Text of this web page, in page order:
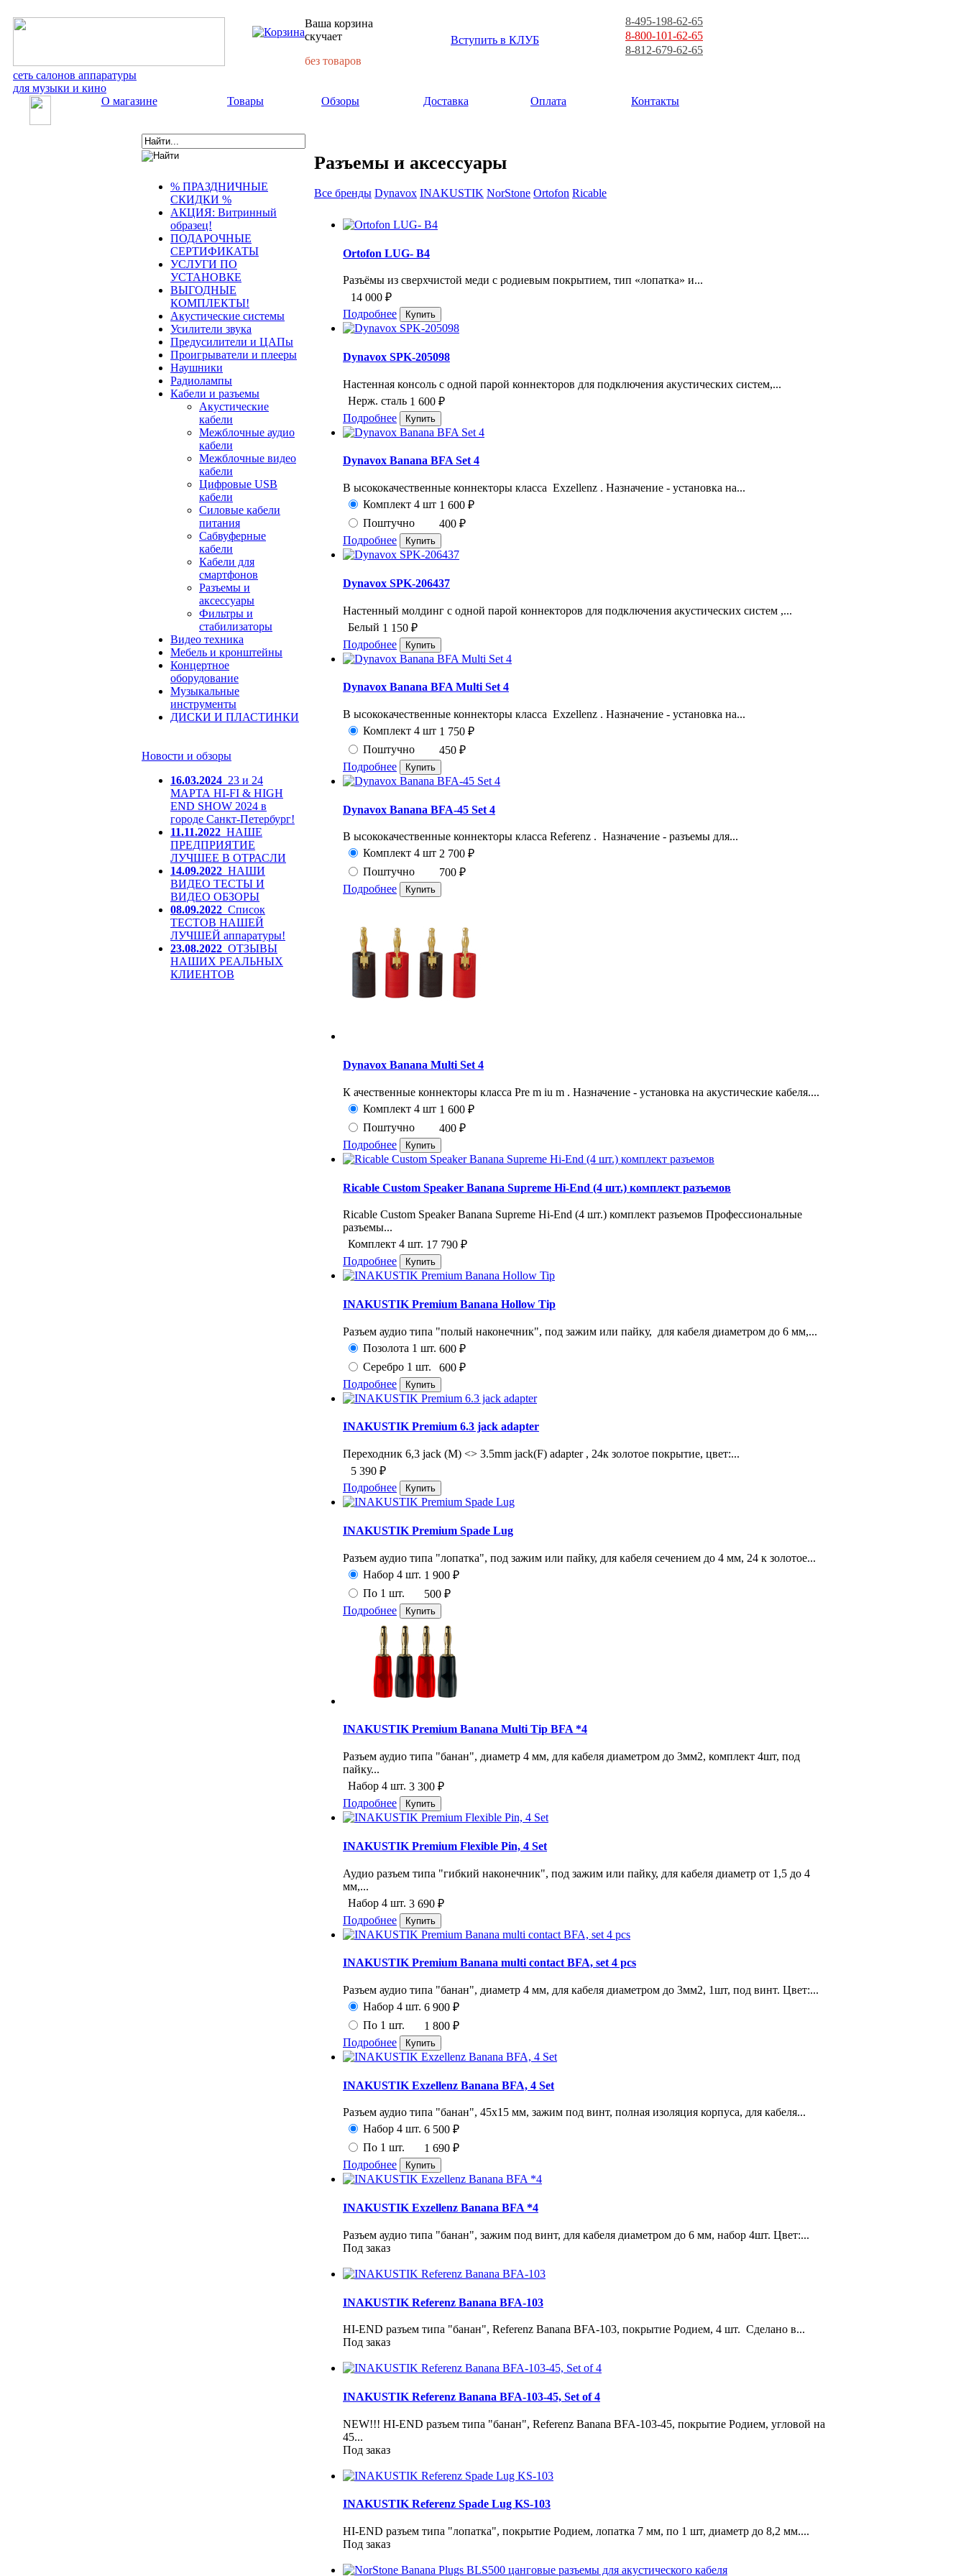
сеть салонов аппаратуры
для музыки и кино
Ваша корзина
скучает
без товаров
Вступить в КЛУБ
8-495-198-62-65
8-800-101-62-65
8-812-679-62-65
О магазине Товары Обзоры Доставка Оплата Контакты
% ПРАЗДНИЧНЫЕ
СКИДКИ %
АКЦИЯ: Витринный
образец!
ПОДАРОЧНЫЕ
СЕРТИФИКАТЫ
УСЛУГИ ПО
УСТАНОВКЕ
ВЫГОДНЫЕ
КОМПЛЕКТЫ!
Акустические системы
Усилители звука
Предусилители и ЦАПы
Проигрыватели и плееры
Наушники
Радиолампы
Кабели и разъемы
Акустические
кабели
Межблочные аудио
кабели
Межблочные видео
кабели
Цифровые USB
кабели
Силовые кабели
питания
Сабвуферные
кабели
Кабели для
смартфонов
Разъемы и
аксессуары
Фильтры и
стабилизаторы
Видео техника
Мебель и кронштейны
Концертное
оборудование
Музыкальные
инструменты
ДИСКИ И ПЛАСТИНКИ
Новости и обзоры
16.03.2024 23 и 24
МАРТА HI-FI & HIGH
END SHOW 2024 в
городе Санкт-Петербург!
11.11.2022 НАШЕ
ПРЕДПРИЯТИЕ
ЛУЧШЕЕ В ОТРАСЛИ
14.09.2022 НАШИ
ВИДЕО ТЕСТЫ И
ВИДЕО ОБЗОРЫ
08.09.2022 Список
ТЕСТОВ НАШЕЙ
ЛУЧШЕЙ аппаратуры!
23.08.2022 ОТЗЫВЫ
НАШИХ РЕАЛЬНЫХ
КЛИЕНТОВ
Разъемы и аксессуары
Все бренды Dynavox INAKUSTIK NorStone Ortofon Ricable
Ortofon LUG- B4
Разъёмы из сверхчистой меди с родиевым покрытием, тип «лопатка» и...
14 000 ₽
Подробнее
Dynavox SPK-205098
Настенная консоль с одной парой коннекторов для подключения акустических систем,...
Нерж. сталь 1 600 ₽
Подробнее
Dynavox Banana BFA Set 4
В ысококачественные коннекторы класса Exzellenz . Назначение - установка на...
Комплект 4 шт 1 600 ₽
Поштучно
400 ₽
Подробнее
Dynavox SPK-206437
Настенный молдинг с одной парой коннекторов для подключения акустических систем ,...
Белый 1 150 ₽
Подробнее
Dynavox Banana BFA Multi Set 4
В ысококачественные коннекторы класса Exzellenz . Назначение - установка на...
Комплект 4 шт 1 750 ₽
Поштучно
450 ₽
Подробнее
Dynavox Banana BFA-45 Set 4
В ысококачественные коннекторы класса Referenz . Назначение - разъемы для...
Комплект 4 шт 2 700 ₽
Поштучно
700 ₽
Подробнее
Dynavox Banana Multi Set 4
К ачественные коннекторы класса Pre m iu m . Назначение - установка на акустические кабеля....
Комплект 4 шт 1 600 ₽
Поштучно
400 ₽
Подробнее
Ricable Custom Speaker Banana Supreme Hi-End (4 шт.) комплект разъемов
Ricable Custom Speaker Banana Supreme Hi-End (4 шт.) комплект разъемов Профессиональные
разъемы...
Комплект 4 шт. 17 790 ₽
Подробнее
INAKUSTIK Premium Banana Hollow Tip
Разъем аудио типа "полый наконечник", под зажим или пайку, для кабеля диаметром до 6 мм,...
Позолота 1 шт. 600 ₽
Серебро 1 шт.
600 ₽
Подробнее
INAKUSTIK Premium 6.3 jack adapter
Переходник 6,3 jack (M) <> 3.5mm jack(F) adapter , 24к золотое покрытие, цвет:...
5 390 ₽
Подробнее
INAKUSTIK Premium Spade Lug
Разъем аудио типа "лопатка", под зажим или пайку, для кабеля сечением до 4 мм, 24 к золотое...
Набор 4 шт. 1 900 ₽
По 1 шт.
500 ₽
Подробнее
INAKUSTIK Premium Banana Multi Tip BFA *4
Разъем аудио типа "банан", диаметр 4 мм, для кабеля диаметром до 3мм2, комплект 4шт, под
пайку...
Набор 4 шт. 3 300 ₽
Подробнее
INAKUSTIK Premium Flexible Pin, 4 Set
Аудио разъем типа "гибкий наконечник", под зажим или пайку, для кабеля диаметр от 1,5 до 4
мм,...
Набор 4 шт. 3 690 ₽
Подробнее
INAKUSTIK Premium Banana multi contact BFA, set 4 pcs
Разъем аудио типа "банан", диаметр 4 мм, для кабеля диаметром до 3мм2, 1шт, под винт. Цвет:...
Набор 4 шт. 6 900 ₽
По 1 шт.
1 800 ₽
Подробнее
INAKUSTIK Exzellenz Banana BFA, 4 Set
Разъем аудио типа "банан", 45х15 мм, зажим под винт, полная изоляция корпуса, для кабеля...
Набор 4 шт. 6 500 ₽
По 1 шт.
1 690 ₽
Подробнее
INAKUSTIK Exzellenz Banana BFA *4
Разъем аудио типа "банан", зажим под винт, для кабеля диаметром до 6 мм, набор 4шт. Цвет:...
Под заказ
INAKUSTIK Referenz Banana BFA-103
HI-END разъем типа "банан", Referenz Banana BFA-103, покрытие Родием, 4 шт. Сделано в...
Под заказ
INAKUSTIK Referenz Banana BFA-103-45, Set of 4
NEW!!! HI-END разъем типа "банан", Referenz Banana BFA-103-45, покрытие Родием, угловой на
45...
Под заказ
INAKUSTIK Referenz Spade Lug KS-103
HI-END разъем типа "лопатка", покрытие Родием, лопатка 7 мм, по 1 шт, диаметр до 8,2 мм....
Под заказ